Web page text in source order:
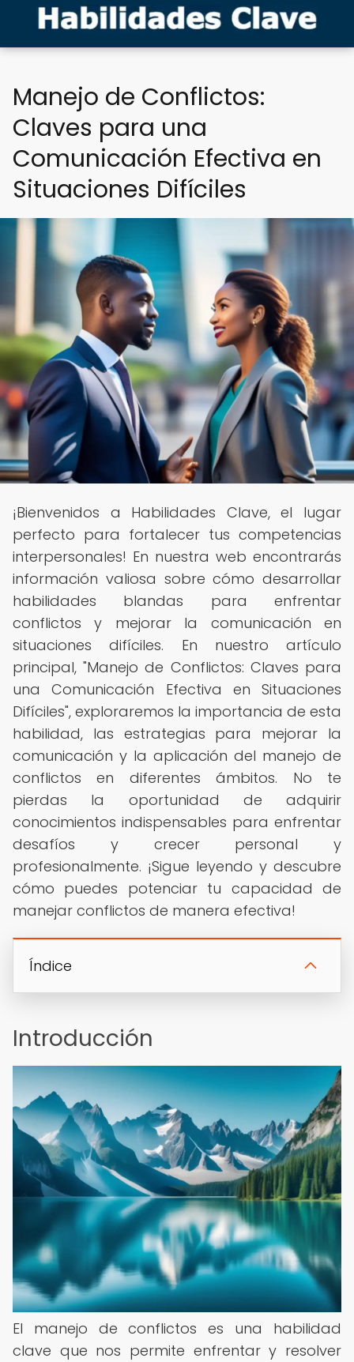
Manejo de Conflictos:
Claves para una
Comunicación Efectiva en
Situaciones Difíciles
¡Bienvenidos a Habilidades Clave, el lugar
perfecto para fortalecer tus competencias
interpersonales! En nuestra web encontrarás
información valiosa sobre cómo desarrollar
habilidades blandas para enfrentar
conflictos y mejorar la comunicación en
situaciones difíciles. En nuestro artículo
principal, "Manejo de Conflictos: Claves para
una Comunicación Efectiva en Situaciones
Difíciles", exploraremos la importancia de esta
habilidad, las estrategias para mejorar la
comunicación y la aplicación del manejo de
conflictos en diferentes ámbitos. No te
pierdas la oportunidad de adquirir
conocimientos indispensables para enfrentar
desafíos y crecer personal y
profesionalmente. ¡Sigue leyendo y descubre
cómo puedes potenciar tu capacidad de
manejar conflictos de manera efectiva!
Índice
Introducción
El manejo de conflictos es una habilidad
clave que nos permite enfrentar y resolver